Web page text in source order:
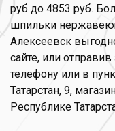
руб до 4853 руб.
шпильки
Алексеевск
сайте, или
телефону или в
Татарстан, 9,
Республике